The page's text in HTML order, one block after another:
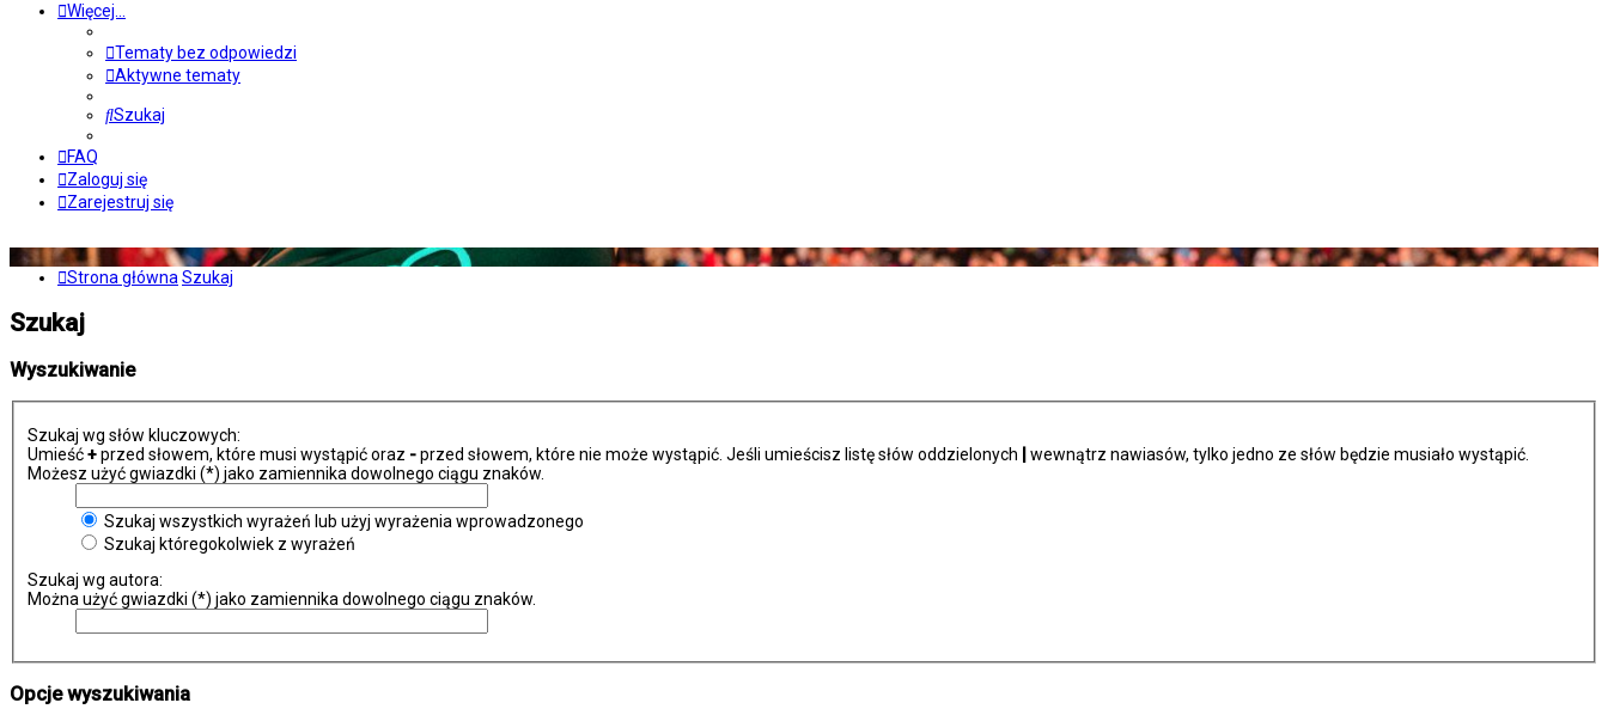
Więcej…
Tematy bez odpowiedzi
Aktywne tematy
Szukaj
FAQ
Zaloguj się
Zarejestruj się
Strona główna Szukaj
Szukaj
Wyszukiwanie
Szukaj wg słów kluczowych:
Umieść+przed słowem, które musi wystąpić oraz -przed słowem, które nie może wystąpić. Jeśli umieścisz listę słów oddzielonych
wewnątrz nawiasów, tylko jedno ze słów będzie musiało wystąpić.
Możesz użyć gwiazdki (*) jako zamiennika dowolnego ciągu znaków.
Szukaj wszystkich wyrażeń lub użyj wyrażenia wprowadzonego
Szukaj któregokolwiek z wyrażeń
Szukaj wg autora:
Można użyć gwiazdki (*) jako zamiennika dowolnego ciągu znaków.
Opcje wyszukiwania